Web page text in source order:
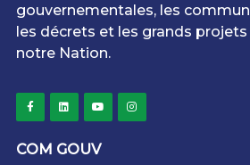
gouvernementales, les
les décrets et les grands
notre Nation.
COM GOUV